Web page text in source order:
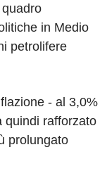
in Medio
petrolifere
- al 3,0%
quindi rafforzato
prolungato